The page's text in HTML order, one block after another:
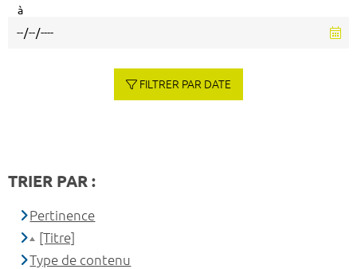
à
FILTRER PAR DATE
TRIER PAR :
Pertinence
[Titre]
Type de contenu